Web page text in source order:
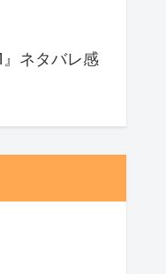
』ネタバレ感